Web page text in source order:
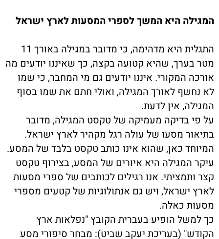
המגילה היא המשך לספרי המסעות לארץ ישראל
התגלית היא מדהימה, כי מדובר במגילה באורך 11
מטר בערך, שהיא קטועה בקצה, כך שאיננו יודעים מה
אורכה המקורי. איננו יודעים גם מי המחבר, כי שמו
לא נחשף לאורך המגילה, ואולי חתם את שמו בסוף
המגילה, אין לדעת.
על פי בדיקה מעמיקה של טקסט המגילה, מדובר
בתיאור מסעו של עולה רגל מקהיר לארץ ישראל.
המיוחד כאן, שהוא אינו כותב טקסט בלבד של המסע.
עיקר המגילה היא איורים של המסע, בצירוף טקסט
קצר ותמציתי. אנו רגילים לכותבים של ספרי מסעות
לארץ ישראל, ויש גם אנתולוגיות של קטעים מספרי
מסעות כאלה.
כך למשל הופיע בעברית הקובץ "נפלאות ארץ
הקודש" (בעריכת יעקב שביט): מבחר סיפורי מסע